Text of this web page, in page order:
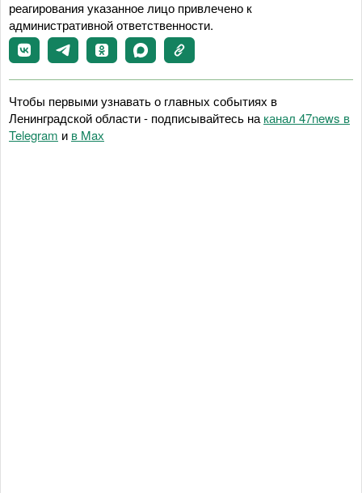
реагирования указанное лицо привлечено к
административной ответственности.
Чтобы первыми узнавать о главных событиях в
Ленинградской области - подписывайтесь на канал 47news в
Telegram и в Maх